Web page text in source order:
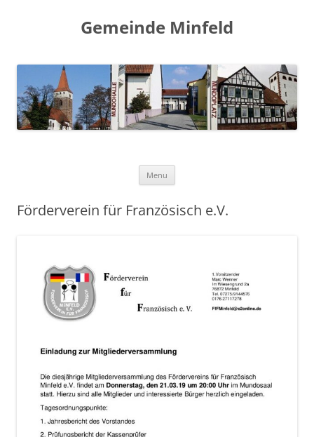
Gemeinde Minfeld
Menu
Förderverein für Französisch e.V.